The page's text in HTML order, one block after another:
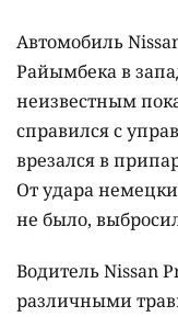
Автомобиль
Райымбека в
неизвестным
справился с
врезался в
От удара
не было,
Водитель Nissan
различными